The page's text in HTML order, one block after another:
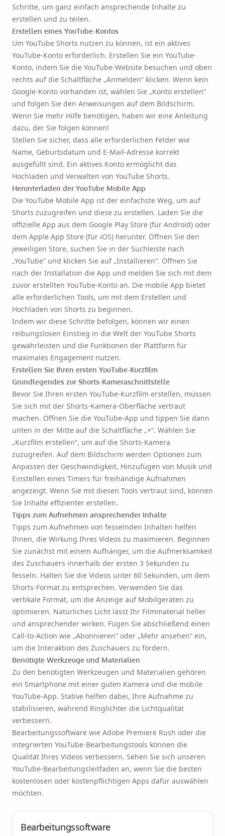
Schritte, um ganz einfach ansprechende Inhalte zu
erstellen und zu teilen.
Erstellen eines YouTube-Kontos
Um YouTube Shorts nutzen zu können, ist ein aktives
YouTube-Konto erforderlich. Erstellen Sie ein YouTube-
Konto, indem Sie die YouTube-Website besuchen und oben
rechts auf die Schaltfläche „Anmelden“ klicken. Wenn kein
Google-Konto vorhanden ist, wählen Sie „Konto erstellen“
und folgen Sie den Anweisungen auf dem Bildschirm.
Wenn Sie mehr Hilfe benötigen, haben wir eine Anleitung
dazu, der Sie folgen können!
Stellen Sie sicher, dass alle erforderlichen Felder wie
Name, Geburtsdatum und E-Mail-Adresse korrekt
ausgefüllt sind. Ein aktives Konto ermöglicht das
Hochladen und Verwalten von YouTube Shorts.
Herunterladen der YouTube Mobile App
Die YouTube Mobile App ist der einfachste Weg, um auf
Shorts zuzugreifen und diese zu erstellen. Laden Sie die
offizielle App aus dem Google Play Store (für Android) oder
dem Apple App Store (für iOS) herunter. Öffnen Sie den
jeweiligen Store, suchen Sie in der Suchleiste nach
„YouTube“ und klicken Sie auf „Installieren“. Öffnen Sie
nach der Installation die App und melden Sie sich mit dem
zuvor erstellten YouTube-Konto an. Die mobile App bietet
alle erforderlichen Tools, um mit dem Erstellen und
Hochladen von Shorts zu beginnen.
Indem wir diese Schritte befolgen, können wir einen
reibungslosen Einstieg in die Welt der YouTube Shorts
gewährleisten und die Funktionen der Plattform für
maximales Engagement nutzen.
Erstellen Sie Ihren ersten YouTube-Kurzfilm
Grundlegendes zur Shorts-Kameraschnittstelle
Bevor Sie Ihren ersten YouTube-Kurzfilm erstellen, müssen
Sie sich mit der Shorts-Kamera-Oberfläche vertraut
machen. Öffnen Sie die YouTube-App und tippen Sie dann
unten in der Mitte auf die Schaltfläche „+“. Wählen Sie
„Kurzfilm erstellen“, um auf die Shorts-Kamera
zuzugreifen. Auf dem Bildschirm werden Optionen zum
Anpassen der Geschwindigkeit, Hinzufügen von Musik und
Einstellen eines Timers für freihändige Aufnahmen
angezeigt. Wenn Sie mit diesen Tools vertraut sind, können
Sie Inhalte effizienter erstellen.
Tipps zum Aufnehmen ansprechender Inhalte
Tipps zum Aufnehmen von fesselnden Inhalten helfen
Ihnen, die Wirkung Ihres Videos zu maximieren. Beginnen
Sie zunächst mit einem Aufhänger, um die Aufmerksamkeit
des Zuschauers innerhalb der ersten 3 Sekunden zu
fesseln. Halten Sie die Videos unter 60 Sekunden, um dem
Shorts-Format zu entsprechen. Verwenden Sie das
vertikale Format, um die Anzeige auf Mobilgeräten zu
optimieren. Natürliches Licht lässt Ihr Filmmaterial heller
und ansprechender wirken. Fügen Sie abschließend einen
Call-to-Action wie „Abonnieren“ oder „Mehr ansehen“ ein,
um die Interaktion des Zuschauers zu fördern.
Benötigte Werkzeuge und Materialien
Zu den benötigten Werkzeugen und Materialien gehören
ein Smartphone mit einer guten Kamera und die mobile
YouTube-App. Stative helfen dabei, Ihre Aufnahme zu
stabilisieren, während Ringlichter die Lichtqualität
verbessern.
Bearbeitungssoftware wie Adobe Premiere Rush oder die
integrierten YouTube-Bearbeitungstools können die
Qualität Ihres Videos verbessern. Sehen Sie sich unseren
YouTube-Bearbeitungsleitfaden an, wenn Sie die besten
kostenlosen oder kostenpflichtigen Apps dafür auswählen
möchten.
Bearbeitungssoftware